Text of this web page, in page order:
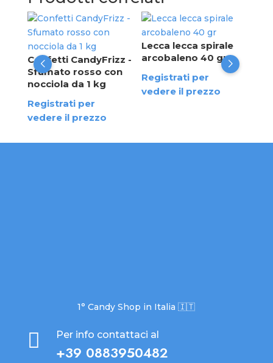
Confetti CandyFrizz -
Sfumato rosso con
nocciola da 1 kg
Registrati per
vedere il prezzo
Lecca lecca spirale
arcobaleno 40 gr
Registrati per
vedere il prezzo
1° Candy Shop in Italia 🇮🇹
 Per info contattaci al
+39 0883950482